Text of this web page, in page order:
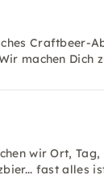
Craftbeer-
machen Dich
wir Ort,
fast alles